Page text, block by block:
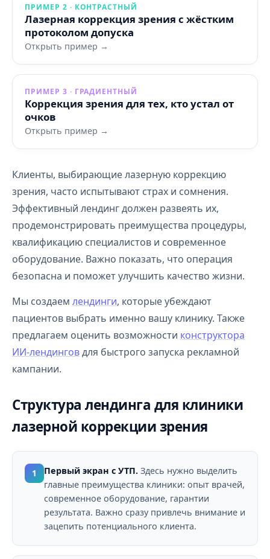
ПРИМЕР 2 · КОНТРАСТНЫЙ
Лазерная коррекция зрения с жёстким
протоколом допуска
Открыть пример →
ПРИМЕР 3 · ГРАДИЕНТНЫЙ
Коррекция зрения для тех, кто устал от
очков
Открыть пример →
Клиенты, выбирающие лазерную коррекцию
зрения, часто испытывают страх и сомнения.
Эффективный лендинг должен развеять их,
продемонстрировать преимущества процедуры,
квалификацию специалистов и современное
оборудование. Важно показать, что операция
безопасна и поможет улучшить качество жизни.
Мы создаем лендинги, которые убеждают
пациентов выбрать именно вашу клинику. Также
предлагаем оценить возможности конструктора
ИИ-лендинговдля быстрого запуска рекламной
кампании.
Структура лендинга для клиники
лазерной коррекции зрения
1 Первый экран с УТП. Здесь нужно выделить
главные преимущества клиники: опыт врачей,
современное оборудование, гарантии
результата. Важно сразу привлечь внимание и
зацепить потенциального клиента.